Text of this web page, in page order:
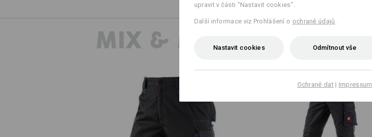
MIX & MATCH
Šortky e.s.motion 2020 Kalhoty e.s.motion 2020
upravit v části "Nastavit cookies".
Další informace viz Prohlášení o ochraně údajů
Nastavit cookies Odmítnout vše
Ochraně dat| Impressum